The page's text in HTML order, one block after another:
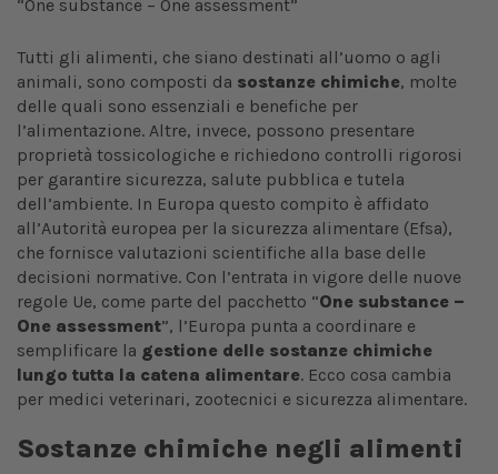
Tutti gli alimenti, che siano destinati all’uomo o agli
animali, sono composti da sostanze chimiche, molte
delle quali sono essenziali e benefiche per
l’alimentazione. Altre, invece, possono presentare
proprietà tossicologiche e richiedono controlli rigorosi
per garantire sicurezza, salute pubblica e tutela
dell’ambiente. In Europa questo compito è affidato
all’Autorità europea per la sicurezza alimentare (Efsa),
che fornisce valutazioni scientifiche alla base delle
decisioni normative. Con l’entrata in vigore delle nuove
regole Ue, come parte del pacchetto “One substance –
One assessment”, l’Europa punta a coordinare e
semplificare la gestione delle sostanze chimiche
lungo tutta la catena alimentare. Ecco cosa cambia
per medici veterinari, zootecnici e sicurezza alimentare.
Sostanze chimiche negli alimenti